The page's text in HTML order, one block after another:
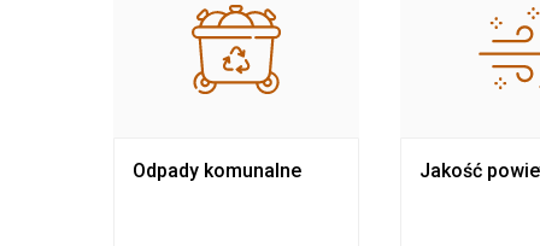
Odpady komunalne Jakość